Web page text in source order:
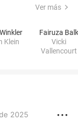
Ver más
Klein
Fairuza
Vicki
Vallencourt
2025